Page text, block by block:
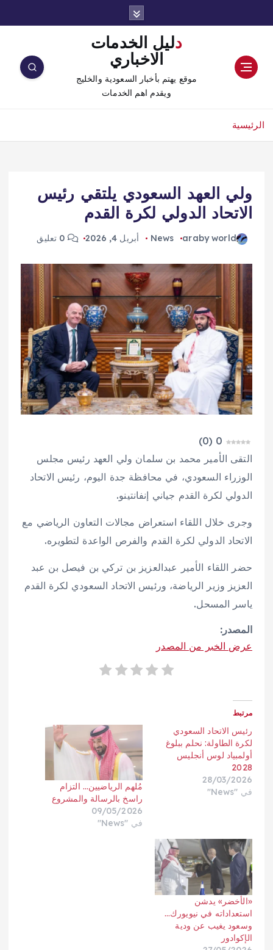
دليل الخدمات
الاخباري
موقع يهتم بأخبار السعودية والخليج
ويقدم اهم الخدمات
الرئيسية
ولي العهد السعودي يلتقي رئيس
الاتحاد الدولي لكرة القدم
araby world
News أبريل 4, 2026
0
(
0
)
التقى الأمير محمد بن سلمان ولي العهد رئيس مجلس
الوزراء السعودي، في محافظة جدة اليوم، رئيس الاتحاد
الدولي لكرة القدم جياني إنفانتينو.
وجرى خلال اللقاء استعراض مجالات التعاون الرياضي مع
الاتحاد الدولي لكرة القدم والفرص الواعدة لتطويره.
حضر اللقاء الأمير عبدالعزيز بن تركي بن فيصل بن عبد
العزيز وزير الرياضة، ورئيس الاتحاد السعودي لكرة القدم
ياسر المسحل.
المصدر:
عرض الخبر من المصدر
مرتبط
رئيس الاتحاد السعودي
لكرة الطاولة: نحلم ببلوغ
أولمبياد لوس أنجليس
2028
28/03/2026
في "News"
مُلهم الرياضيين… التزام
راسخ بالرسالة والمشروع
09/05/2026
في "News"
«الأخضر» يدشن
استعداداته في نيويورك…
وسعود يغيب عن ودية
الإكوادور